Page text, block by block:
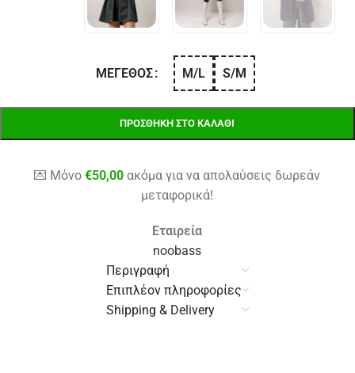
ΜΈΓΕΘΟΣ M/L S/M
ΠΡΟΣΘΉΚΗ ΣΤΟ ΚΑΛΆΘΙ
💌 Μόνο€50,00 ακόμα για να απολαύσεις δωρεάν
μεταφορικά!
Εταιρεία
noobass
Περιγραφή
Επιπλέον πληροφορίες
Shipping & Delivery